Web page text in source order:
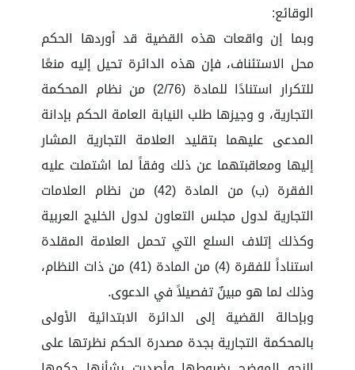
الوقائع:
وبما إن واقعات هذه القضية قد أوردها الحكم
محل الاستئناف، فإن هذه الدائرة تحيل إليه منعًا
للتكرار استنادًا للمادة (2/76) من نظام المحكمة
التجارية، و وجيزها طلب النيابة العامة الحكم بإدانة
المدعى عليهما بتقليد العلامة التجارية المشار
إليها ومعاقبتهما عن ذلك وفقاً لما اشتملت عليه
الفقرة (ب) من المادة (42) من نظام العلامات
التجارية لدول مجلس التعاون لدول الخليج العربية
وكذلك إتلاف السلع التي تحمل العلامة المقلدة
استناداً للفقرة (4) من المادة (41) من ذات النظام،
وذلك لما هو مبينٌ تفصيلاً في الدعوى.
وبإحالة القضية إلى الدائرة الابتدائية الأولى
بالمحكمة التجارية بجدة مصدرة الحكم نظرتها على